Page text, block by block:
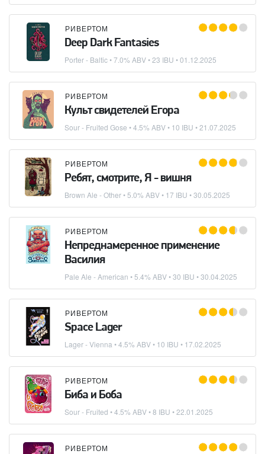
РИВЕРТОМ
Deep Dark Fantasies
Porter - Baltic• 7.0% ABV • 23 IBU •01.12.2025
РИВЕРТОМ
Культ свидетелей Егора
Sour - Fruited Gose • 4.5% ABV • 10 IBU •21.07.2025
РИВЕРТОМ
Ребят, смотрите, Я - вишня
Brown Ale - Other• 5.0% ABV • 17 IBU •30.05.2025
РИВЕРТОМ
Непреднамеренное применение
Василия
Pale Ale - American • 5.4% ABV • 30 IBU •30.04.2025
РИВЕРТОМ
Space Lager
Lager - Vienna • 4.5% ABV • 10 IBU • 17.02.2025
РИВЕРТОМ
Биба и Боба
Sour - Fruited • 4.5% ABV • 8 IBU •22.01.2025
РИВЕРТОМ